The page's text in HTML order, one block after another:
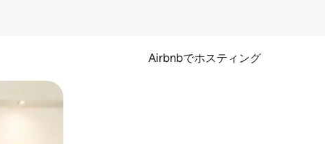
Airbnbでホスティング